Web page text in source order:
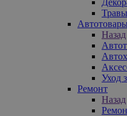
Травы
Автотовары
Назад
Уход
Ремонт
Назад